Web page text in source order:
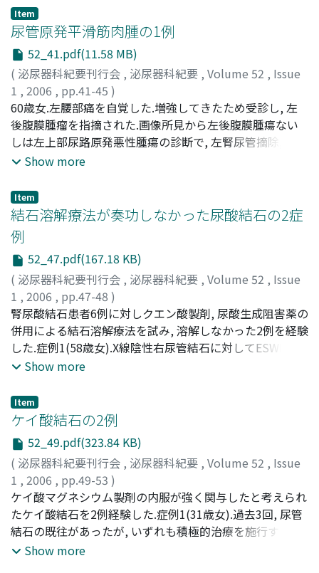
Yao, Masahiro
皮癌であった.病期分類stage IVの原発性左尿管扁平上皮癌
と診断した.進行性尿路移行上皮癌に準じたMEC療法を選
択したが効果はSDと不良であった.組織培養法抗癌剤感受
性試験の結果をもとに, gemcitabine, nedaplatinを用いた
併用化学療法(GN)を施行し, PRであった.しかし, GN 2コー
ス後と3コース後では, 腫瘍の大きさはほとんど変化なく
SDであった.放射線外照射とテガフール・ウラシルを開始
した.他臓器転移はなく退院し, 6ヵ月経過したが画像上残
存腫瘍の増大を認めず, 腫瘍マーカーの上昇も認めていな
い
Item
尿管原発平滑筋肉腫の1例
52_41.pdf(11.58 MB)
( 泌尿器科紀要刊行会 , 泌尿器科紀要 , Volume 52 , Issue
1 , 2006 , pp.41-45 )
城武, 卓;住友, 誠;朝隈, 純一;浅野, 友彦;愛甲, 聡;早川, 正
道;Shirotake, Suguru;Sumitomo, Makoto;Asakuma,
Jyunichi;Asano, Tomohiko;Aiko, Satoshi;Hayakawa,
Masamichi
60歳女.左腰部痛を自覚した.増強してきたため受診し, 左
後腹膜腫瘤を指摘された.画像所見から左後腹膜腫瘍ない
しは左上部尿路原発悪性腫瘍の診断で, 左腎尿管摘除, 下行
結腸間膜および左腸腰筋合併切除術を施行した.病理組織
部CTにてS2, S5領域に結節を複数認め, 遠隔転移の可能性
を否定できなかった.上腹部痛で緊急入院となった.腹腔内
再発および局所再発と診断した.CYVADIC療を施行した.3コ
ース目施行後は腫瘤径に変化が認められず, その1ヵ月後に
は右下腹部腫瘤の増大および左臀部および大腿の知覚異常
が出現し, 両肺の多発腫瘤にも増大傾向を認めた.腹腔内再
発腫瘍摘出術および外科的イレウス解除術を施行した.術
後経過は良好で, 食事摂取可能となり, 追加補助化学療法を
行った.その後, 全身状態不良となり死亡した
Show more
Item
結石溶解療法が奏功しなかった尿酸結石の2症
例
52_47.pdf(167.18 KB)
( 泌尿器科紀要刊行会 , 泌尿器科紀要 , Volume 52 , Issue
1 , 2006 , pp.47-48 )
船橋, 亮;山田, 哲夫;村山, 鐵郎;Funahashi, Makoto;
Yamada, Tetsuo;Murayama, Tetsuo
腎尿酸結石患者6例に対しクエン酸製剤, 尿酸生成阻害薬の
併用による結石溶解療法を試み, 溶解しなかった2例を経験
した.症例1(58歳女).X線陰性右尿管結石に対してESWLを施
行し, 成分分析の結果尿酸98%以上と診断され, その後も
10mm以下のX線陰性結石を多数認めた.尿酸結石の診断で
結石溶解療法を試みた.48ヵ月経過しても腎結石の残存が
確認した.溶解療法後も尿のアルカリ化は得られなかった.
症例2(50歳男).尿管結石に対して尿管切石術を施行され,
成分分析で尿酸98%と診断された.IVPにて左腎に径
25×10mmのX線陰性結石を認めたため, 尿酸結石の診断
で結石溶解療法を試みた.17ヵ月後, 腎結石はやや縮小した
ものの徐々に石灰化傾向を認めた.ESWLを施行し, 成分分
析で蓚酸カルシウム95%, リン酸カルシウム5%との結果を
得た
Show more
Item
ケイ酸結石の2例
52_49.pdf(323.84 KB)
( 泌尿器科紀要刊行会 , 泌尿器科紀要 , Volume 52 , Issue
1 , 2006 , pp.49-53 )
川上, 憲裕;山口, 聡;奥山, 光彦;加藤, 祐司;高下, 紀子;
Kawakami, Norihiro;Yamaguti, Satoshi;Okuyama,
Mitsuhiko;Katoh, Yuji;Takashita, Noriko
ケイ酸マグネシウム製剤の内服が強く関与したと考えられ
たケイ酸結石を2例経験した.症例1(31歳女).過去3回, 尿管
結石の既往があったが, いずれも積極的治療を施行する前
に自然排出した.右側腹部の鈍痛を自覚していたが, 徐々に
Show more